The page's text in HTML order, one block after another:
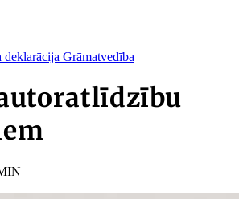
deklarācija Grāmatvedība